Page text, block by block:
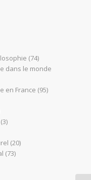
(74)
dans le monde
en France (95)
(3)
(20)
(73)